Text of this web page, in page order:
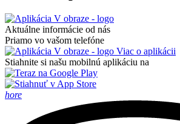
Aktuálne informácie od nás
Priamo vo vašom telefóne
Viac o aplikácii
Stiahnite si našu mobilnú aplikáciu na
hore